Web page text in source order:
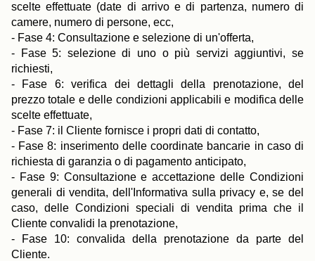
scelte effettuate (date di arrivo e di partenza, numero di
camere, numero di persone, ecc,
- Fase 4: Consultazione e selezione di un'offerta,
- Fase 5: selezione di uno o più servizi aggiuntivi, se
richiesti,
- Fase 6: verifica dei dettagli della prenotazione, del
prezzo totale e delle condizioni applicabili e modifica delle
scelte effettuate,
- Fase 7: il Cliente fornisce i propri dati di contatto,
- Fase 8: inserimento delle coordinate bancarie in caso di
richiesta di garanzia o di pagamento anticipato,
- Fase 9: Consultazione e accettazione delle Condizioni
generali di vendita, dell'Informativa sulla privacy e, se del
caso, delle Condizioni speciali di vendita prima che il
Cliente convalidi la prenotazione,
- Fase 10: convalida della prenotazione da parte del
Cliente.